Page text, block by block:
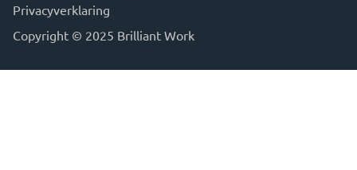
Copyright © 2025 Brilliant Work
Privacyverklaring